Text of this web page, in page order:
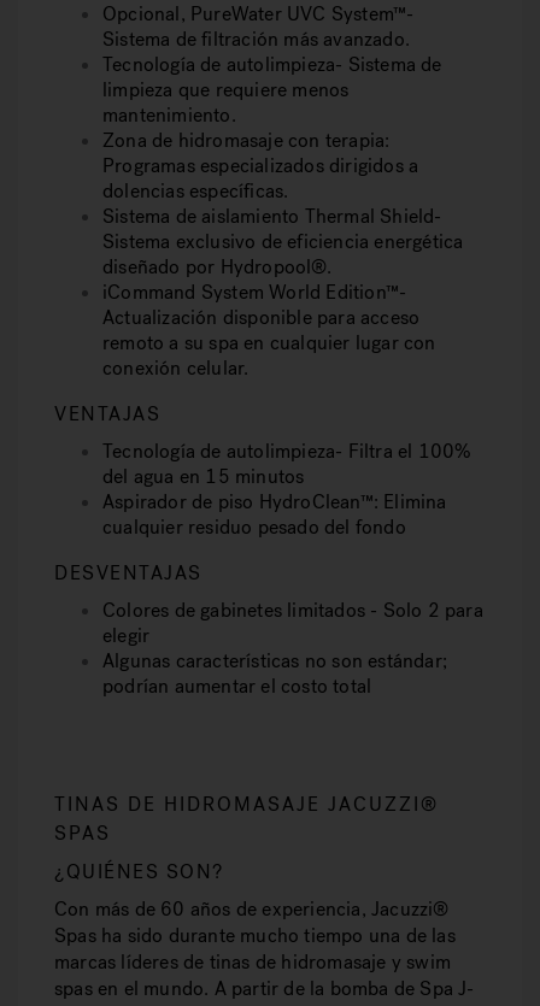
Opcional, PureWater UVC System™-
Sistema de filtración más avanzado.
Tecnología de autolimpieza- Sistema de
limpieza que requiere menos
mantenimiento.
Zona de hidromasaje con terapia:
Programas especializados dirigidos a
dolencias específicas.
Sistema de aislamiento Thermal Shield-
Sistema exclusivo de eficiencia energética
diseñado por Hydropool®.
iCommand System World Edition™-
Actualización disponible para acceso
remoto a su spa en cualquier lugar con
conexión celular.
VENTAJAS
Tecnología de autolimpieza- Filtra el 100%
del agua en 15 minutos
Aspirador de piso HydroClean™: Elimina
cualquier residuo pesado del fondo
DESVENTAJAS
Colores de gabinetes limitados - Solo 2 para
elegir
Algunas características no son estándar;
podrían aumentar el costo total
TINAS DE HIDROMASAJE JACUZZI®
SPAS
¿QUIÉNES SON?
Con más de 60 años de experiencia, Jacuzzi®
Spas ha sido durante mucho tiempo una de las
marcas líderes de tinas de hidromasaje y swim
spas en el mundo. A partir de la bomba de Spa J-